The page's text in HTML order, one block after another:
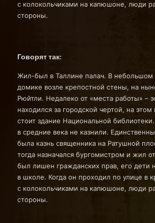
с колокольчиками на капюшоне, люди
стороны.
Говорят так:
Жил-был в Таллине палач. В небольшом
домике возле крепостной стены, на
Рюйтли. Недалеко от «места работы» –
находился за городской чертой, на
стоит здание Национальной
в средние века не казнили.
была казнь священника на Ратушной
тогда назначался бургомистром и жил
был лишен гражданских прав, его дети
в школе. Когда он проходил по улице в
с колокольчиками на капюшоне, люди
стороны.